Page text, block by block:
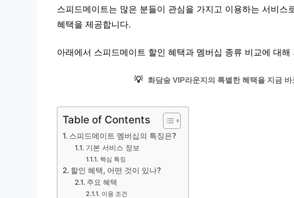
스피드메이트는 많은 분들이 관심을 가지고 이용하는 서비스
혜택을 제공합니다.
아래에서 스피드메이트 할인 혜택과 멤버십 종류 비교에 대
💡 화담숲 VIP라운지의 특별한 혜택을 지금
Table of Contents
스피드메이트 멤버십의 특징은?
기본 서비스 정보
핵심 특징
할인 혜택, 어떤 것이 있나?
주요 혜택
이용 조건